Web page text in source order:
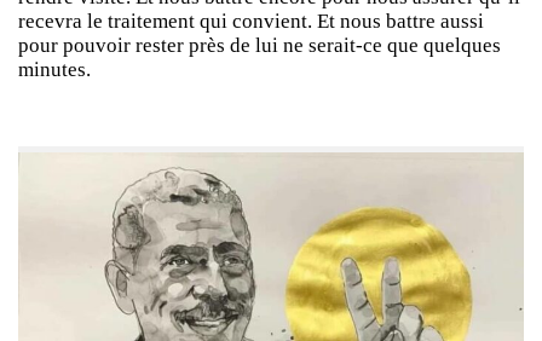
recevra le traitement qui convient. Et nous battre aussi
pour pouvoir rester près de lui ne serait-ce que quelques
minutes.